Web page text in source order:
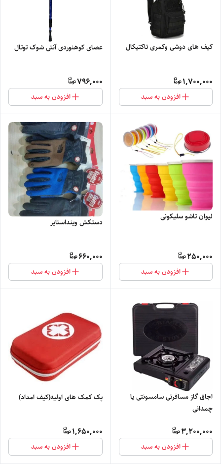
کیف های دوشی وکمری تاکتیکال
1,700,000
افزودن به سبد
عصای کوهنوردی آنتی شوک توتال
796,000
افزودن به سبد
لیوان تاشو سلیکونی
250,000
افزودن به سبد
دستکش وینداستاپر
660,000
افزودن به سبد
اجاق گاز مسافرتی سامسونتی یا
چمدانی
3,200,000
افزودن به سبد
پک کمک های اولیه(کیف امداد)
1,650,000
افزودن به سبد